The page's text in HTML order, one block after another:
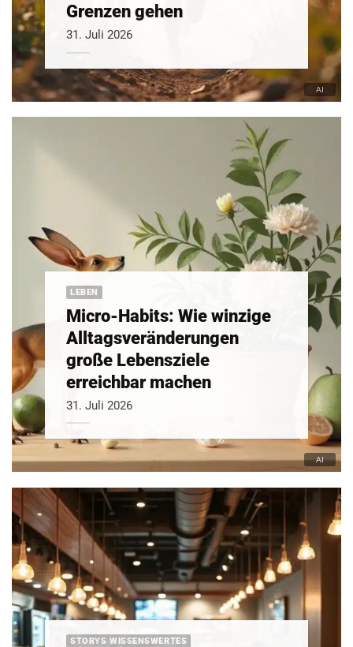
Grenzen gehen
31. Juli 2026
LEBEN
Micro-Habits: Wie winzige
Alltagsveränderungen
große Lebensziele
erreichbar machen
31. Juli 2026
STORYS WISSENSWERTES